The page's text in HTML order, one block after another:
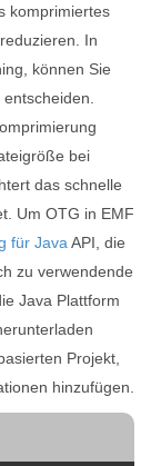
komprimiertes
In
können Sie
bei
das schnelle
Um OTG in EMF
für Java API, die
zu verwendende
Java Plattform
Projekt,
hinzufügen.